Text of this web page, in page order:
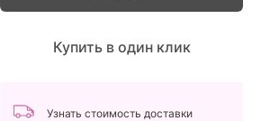
Купить в один клик
Узнать стоимость доставки